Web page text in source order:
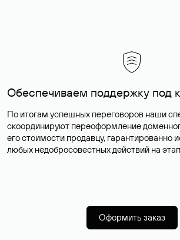
Обеспечиваем поддержку под
По итогам успешных переговоров наши
скоординируют переоформление
его стоимости продавцу, гарантированно
любых недобросовестных действий на
Оформить заказ